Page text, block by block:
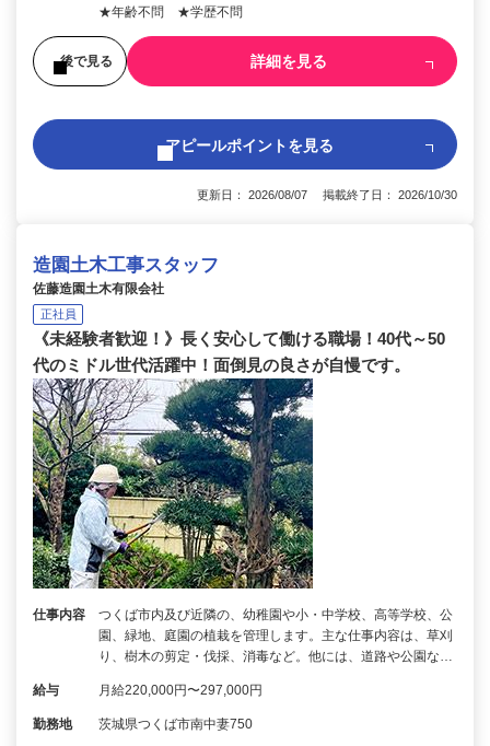
★年齢不問 ★学歴不問
後で見る 詳細を見る
アピールポイントを見る
更新日： 2026/08/07 掲載終了日： 2026/10/30
造園土木工事スタッフ
佐藤造園土木有限会社
正社員
《未経験者歓迎！》長く安心して働ける職場！40代～50
代のミドル世代活躍中！面倒見の良さが自慢です。
仕事内容
つくば市内及び近隣の、幼稚園や小・中学校、高等学校、公
園、緑地、庭園の植栽を管理します。主な仕事内容は、草刈
り、樹木の剪定・伐採、消毒など。他には、道路や公園な…
給与 月給220,000円〜297,000円
勤務地 茨城県つくば市南中妻750